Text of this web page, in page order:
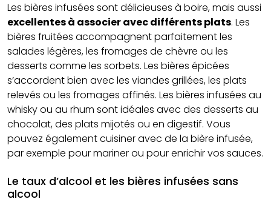
Les bières infusées sont délicieuses à boire, mais aussi
excellentes à associer avec différents plats. Les
bières fruitées accompagnent parfaitement les
salades légères, les fromages de chèvre ou les
desserts comme les sorbets. Les bières épicées
s’accordent bien avec les viandes grillées, les plats
relevés ou les fromages affinés. Les bières infusées au
whisky ou au rhum sont idéales avec des desserts au
chocolat, des plats mijotés ou en digestif. Vous
pouvez également cuisiner avec de la bière infusée,
par exemple pour mariner ou pour enrichir vos sauces.
Le taux d’alcool et les bières infusées sans
alcool